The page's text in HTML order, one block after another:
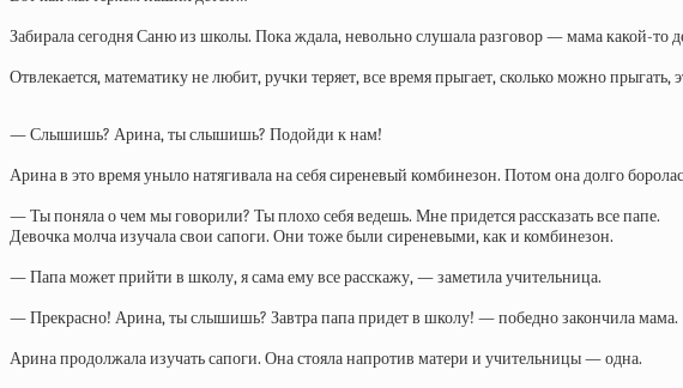
Забирала сегодня Саню из школы. Пока ждала, невольно слушала разговор — мама какой-то
Отвлекается, математику не любит, ручки теряет, все время прыгает, сколько можно
— Слышишь? Арина, ты слышишь? Подойди к нам!
Арина в это время уныло натягивала на себя сиреневый комбинезон. Потом она долго
— Ты поняла о чем мы говорили? Ты плохо себя ведешь. Мне придется рассказать все папе.
Девочка молча изучала свои сапоги. Они тоже были сиреневыми, как и комбинезон.
— Папа может прийти в школу, я сама ему все расскажу, — заметила учительница.
— Прекрасно! Арина, ты слышишь? Завтра папа придет в школу! — победно закончила мама.
Арина продолжала изучать сапоги. Она стояла напротив матери и учительницы — одна.